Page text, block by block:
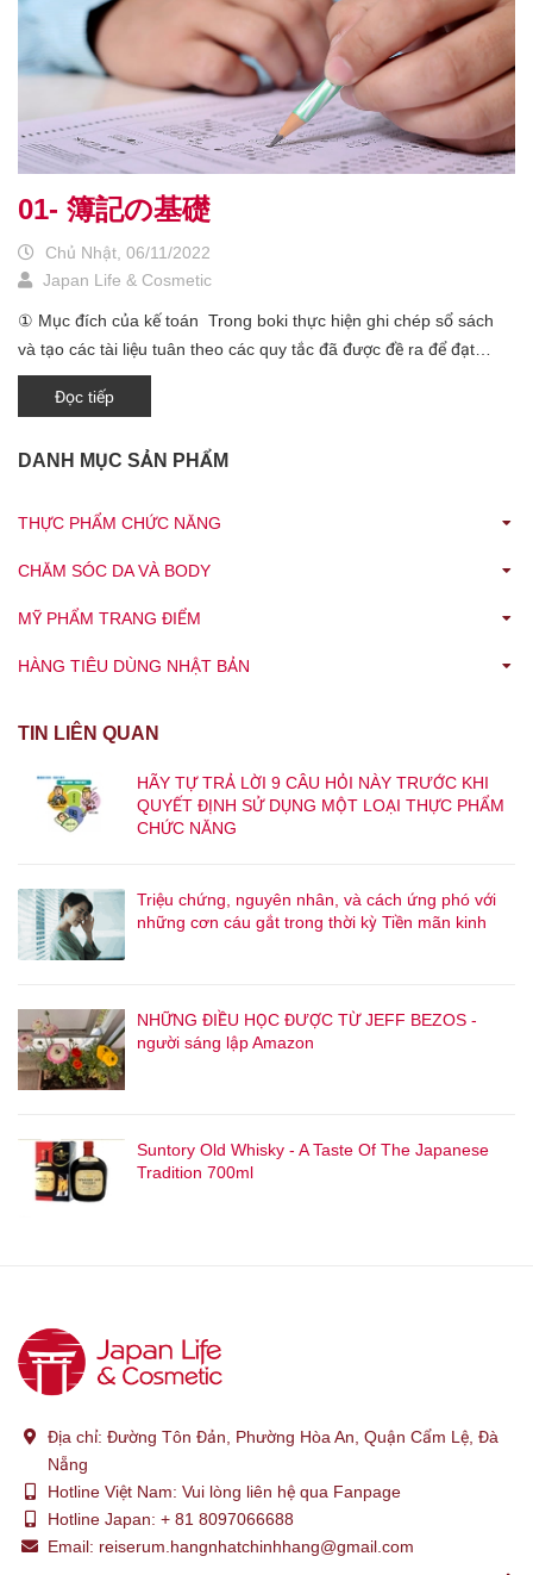
DANH MỤC SẢN PHẨM
THỰC PHẨM CHỨC NĂNG
CHĂM SÓC DA VÀ BODY
MỸ PHẨM TRANG ĐIỂM
HÀNG TIÊU DÙNG NHẬT BẢN
TIN LIÊN QUAN
HÃY TỰ TRẢ LỜI 9 CÂU HỎI NÀY TRƯỚC KHI
QUYẾT ĐỊNH SỬ DỤNG MỘT LOẠI THỰC PHẨM
CHỨC NĂNG
Triệu chứng, nguyên nhân, và cách ứng phó với
những cơn cáu gắt trong thời kỳ Tiền mãn kinh
NHỮNG ĐIỀU HỌC ĐƯỢC TỪ JEFF BEZOS -
người sáng lập Amazon
Suntory Old Whisky - A Taste Of The Japanese
Tradition 700ml
bên 貸方 ⑤ 費用 (Chi phí) : Phát sinh ghi bên 借方, giảm ghi bên
貸方 Có thể tóm tắt tình tự ghi sổ nhật ký kế toán trong kỳ như
sau : ・Sổ chính 主要簿 Giao dịch 取引 ↓ Ghi shiwake vào sổ
仕訳帳 theo trình tự ngày tháng ↓ Chuyển từng tài khoản vào
sổ cái 総勘定元帳 ↓ Ghi vào bảng tính thử 試算表 từng tài
khoản, số tiền là bao nhiêu ・Sổ phụ 補助簿 ghi chi tiết các giao
sẽ tạo bảng tính thử 試算表 bao gồm danh sách các tài khoản đã
ghi (① Bảng tính thử số dư trước kỳ điều chỉnh quyết toán 決算整
理前残高試算表). Dựa vào bảng tính thử này sẽ thực hiện confirm
理/ Điều chỉnh quyết toán, các chỉnh sửa cần thiết sẽ được thực
hiện 仕訳 và 転記. Số dư của các tài khoản sau khi điều chỉnh
quyết toán sẽ là số tiền cuối cùng thể hiện thành tích kinh doanh
trong 1 năm và tình hình tài chính cuối kỳ của doanh nghiệp. Đến
đây sẽ chốt các sổ kế toán và lập báo cáo tài chính 財務諸表 (貸
借対照表 B/S và 損益計算書 P/L ) dùng cho các báo cáo ra bên
là quyết toán 決算 hay thủ tục quyết toán 決算手続き. Về phương
pháp tính toán lợi nhuận ròng 純損益 công ty đã kiếm được bao
益法 (phương pháp tính theo lỗ lãi) ① Tính toán lợi nhuận ròng
財産法 là phương pháp tính lỗ lãi trong 1 kỳ kế toán bằng cách lấy
期首資本（純資産）. Phương pháp này cũng dựa theo tư duy :
giảm tài sản chẳng hạn như tiền mặt ... 期末資本（純資産）の額 -
期首資本（純資産）の額 ＝当期純利益 (lãi ròng trong kỳ). Ｎếu
01- 簿記の基礎
Chủ Nhật, 06/11/2022
Japan Life & Cosmetic
① Mục đích của kế toán Trong boki thực hiện ghi chép sổ sách
và tạo các tài liệu tuân theo các quy tắc đã được đề ra để đạt
được 2 mục đích sau đây : 1. Làm rõ tình hình tài chính của
doanh nghiệp ở 1 thời điểm nhất định Tình hình tài chính 財政状態
Để làm rõ tình hình tài chính doanh nghiệp sẽ tạo một bản báo
tả số dư của tiền mặt 現金, tiền gửi 預金, giá trị của BĐS sở hữu 所
giữ 元手 là bao nhiêu ... 2. Làm rõ thành tích kinh doanh trong
một khoảng thời gian nhất định Thành tích kinh doanh 経営成績 là
động như thế nào, kết quả kiếm được bao nhiêu (hoặc lỗ bao
DN sẽ tạo một bản báo cáo có tên là 損益計算書 (Profit and Loss
Statement :P/L) Trong P/L sẽ ghi rõ thu nhập và nội dung thu chi
cho các hoạt động của doanh nghiệp. 2. Kỳ kế toán 会計期間
Vì doanh nghiệp hoạt động liên tục nên thông thường sẽ chia nhỏ
ra từng năm một để tạo báo cáo, làm rõ tình hình tài chính và
chia định kỳ này Kỳ kế toán 会計期間 Bắt đầu một kỳ kế toán là
Đầu kỳ 期首, cuối kỳ kế toán thì gọi là 期末, đoạn giữa đầu kỳ và
cuối kỳ thì được gọi là kỳ giữa 期中. Ngoài ra kỳ kế toán hiện tại
kỳ kế toán sau đó thì được gọi là 次期 hay 翌期 3. Báo cáo tài
chính và 5 yếu tố của Boki Mục đích của Boki là làm rõ tình hình
tài chính ở một thời điểm nhất định 一定時点の財政状態 và thành
tích kinh doanh trong một kỳ hạn nhất định 一定期間の経営成績.
bản báo cáo này gọi chung là Báo cáo tài chính 財務諸表
(Financial Statement : F/S) a- 貸借対照表 (B/S) Trong báo cáo
B/S nhằm để làm rõ tình hình tài chính ở một thời điểm nhất định
(Vốn) 財産 / Tài sản bao gồm tiền mặt 現金, đất đai, nhà cửa
土地,建物 và quyền lợi thu về như khoản tiền cho vay 貸付金 . 権利
Nợ là những cái có nghĩa vụ trong tương lai phải trả bằng tiền
mặt hoặc tương đương chẳng hạn như 借入金 tiền đi vay 資本
（純資産）/Vốn (tài sản thuần) b- 損益計算書 (P/L) Trong báo
cáo P/L nhằm để làm rõ thành tích kinh doanh trong một giai
đoạn sẽ mô tả các yếu tố sau đây. - Tên báo cáo : 損益計算書 -
Đọc tiếp
Địa chỉ: Đường Tôn Đản, Phường Hòa An, Quận Cẩm Lệ, Đà
Nẵng
Hotline Việt Nam: Vui lòng liên hệ qua Fanpage
Hotline Japan: + 81 8097066688
Email: reiserum.hangnhatchinhhang@gmail.com